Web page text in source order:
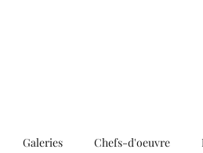
Galeries Chefs-d'oeuvre